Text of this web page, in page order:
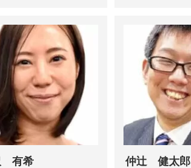
有希 仲辻 健太郎